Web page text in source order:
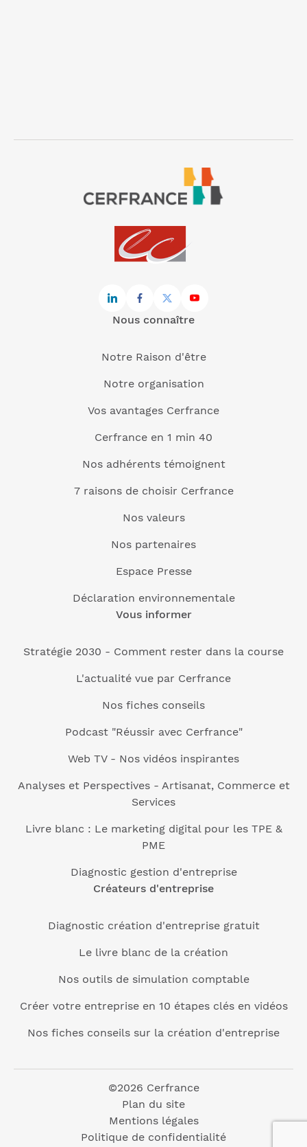
Nous connaître
Notre Raison d'être
Notre organisation
Vos avantages Cerfrance
Cerfrance en 1 min 40
Nos adhérents témoignent
7 raisons de choisir Cerfrance
Nos valeurs
Nos partenaires
Espace Presse
Déclaration environnementale
Vous informer
Stratégie 2030 - Comment rester dans la course
L'actualité vue par Cerfrance
Nos fiches conseils
Podcast "Réussir avec Cerfrance"
Web TV - Nos vidéos inspirantes
Analyses et Perspectives - Artisanat, Commerce et
Services
Livre blanc : Le marketing digital pour les TPE &
PME
Diagnostic gestion d'entreprise
Créateurs d'entreprise
Diagnostic création d'entreprise gratuit
Le livre blanc de la création
Nos outils de simulation comptable
Créer votre entreprise en 10 étapes clés en vidéos
Nos fiches conseils sur la création d'entreprise
©2026 Cerfrance
Plan du site
Mentions légales
Politique de confidentialité